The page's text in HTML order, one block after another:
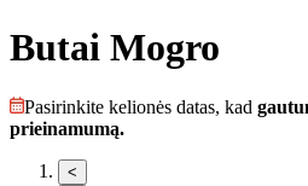
Butai Mogro
Pasirinkite kelionės datas, kad
prieinamumą.
<